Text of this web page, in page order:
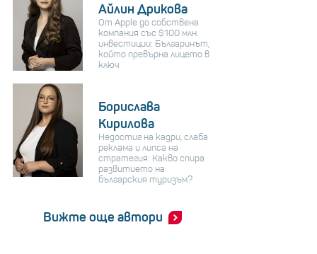
Айлин Дрикова
От Apple до собствена
компания със $100 млн.
инвестиции: Българинът,
който превърна лицето в
ключ
Борислава
Кирилова
Недостиг на кадри, слаба
реклама и липса на
стратегия: Какво спира
развитието на
българския туризъм?
Вижте още автори